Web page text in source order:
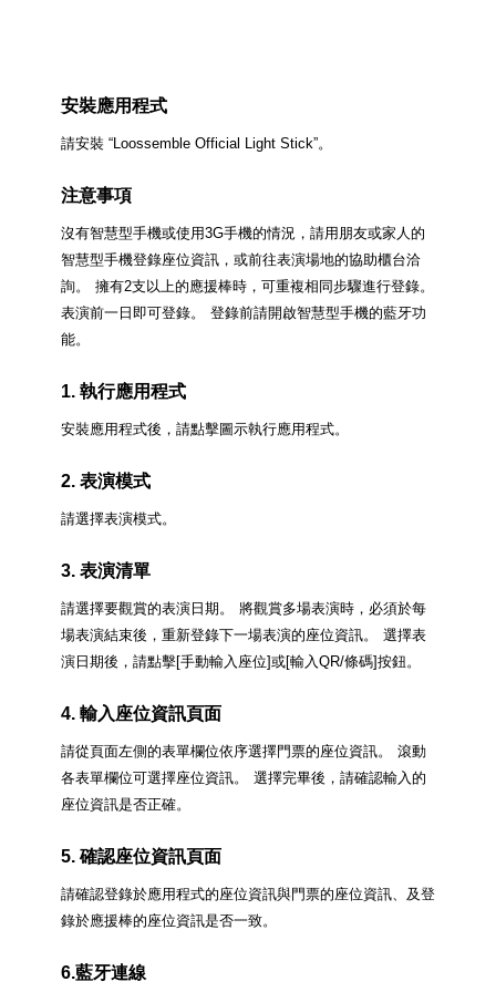
安裝應用程式
請安裝 “Loossemble Official Light Stick”。
注意事項
沒有智慧型手機或使用3G手機的情況，請用朋友或家人的
智慧型手機登錄座位資訊，或前往表演場地的協助櫃台洽
詢。
擁有2支以上的應援棒時，可重複相同步驟進行登錄。
表演前一日即可登錄。
登錄前請開啟智慧型手機的藍牙功
能。
1. 執行應用程式
安裝應用程式後，請點擊圖示執行應用程式。
2. 表演模式
請選擇表演模式。
3. 表演清單
請選擇要觀賞的表演日期。
將觀賞多場表演時，必須於每
場表演結束後，重新登錄下一場表演的座位資訊。
選擇表
演日期後，請點擊[手動輸入座位]或[輸入QR/條碼]按鈕。
4. 輸入座位資訊頁面
請從頁面左側的表單欄位依序選擇門票的座位資訊。
滾動
各表單欄位可選擇座位資訊。
選擇完畢後，請確認輸入的
座位資訊是否正確。
5. 確認座位資訊頁面
請確認登錄於應用程式的座位資訊與門票的座位資訊、及登
錄於應援棒的座位資訊是否一致。
6.藍牙連線